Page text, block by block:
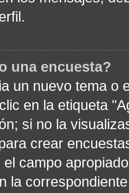
una encuesta?
un nuevo tema o
en la etiqueta
si no la
crear
el campo
la